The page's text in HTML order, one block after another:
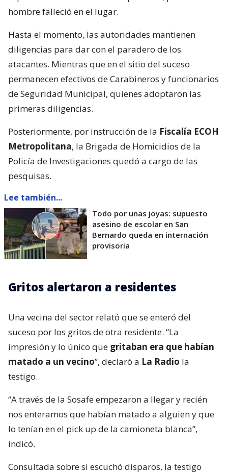
hombre falleció en el lugar.
Hasta el momento, las autoridades mantienen
diligencias para dar con el paradero de los
atacantes. Mientras que en el sitio del suceso
permanecen efectivos de Carabineros y funcionarios
de Seguridad Municipal, quienes adoptaron las
primeras diligencias.
Posteriormente, por instrucción de la Fiscalía ECOH
Metropolitana, la Brigada de Homicidios de la
Policía de Investigaciones quedó a cargo de las
pesquisas.
Lee también...
Todo por unas joyas: supuesto
asesino de escolar en San
Bernardo queda en internación
provisoria
Gritos alertaron a residentes
Una vecina del sector relató que se enteró del
suceso por los gritos de otra residente. “La
impresión y lo único que gritaban era que habían
matado a un vecino”, declaró a La Radio la
testigo.
“A través de la Sosafe empezaron a llegar y recién
nos enteramos que habían matado a alguien y que
lo tenían en el pick up de la camioneta blanca”,
indicó.
Consultada sobre si escuchó disparos, la testigo